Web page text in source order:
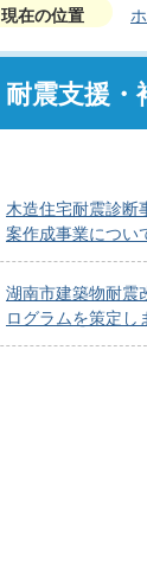
現在の位置
耐震支援・
木造住宅耐震診断
案作成事業につい
湖南市建築物耐震
ログラムを策定し